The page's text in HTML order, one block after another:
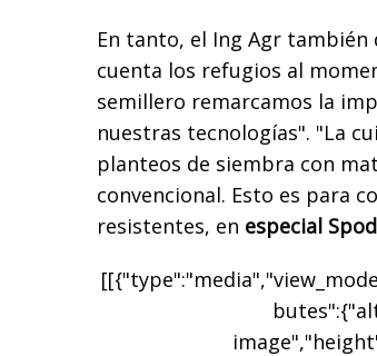
En tanto, el Ing Agr
cuenta los refugios al
semillero remarcamos la
nuestras tecnologías". "La
planteos de siembra con
convencional. Esto es para
resistentes, en especial